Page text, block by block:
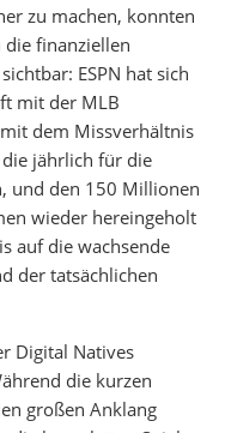
zu machen, konnten
die finanziellen
ESPN hat sich
mit der MLB
dem Missverhältnis
jährlich für die
und den 150 Millionen
wieder hereingeholt
auf die wachsende
der tatsächlichen
Digital Natives
die kurzen
großen Anklang